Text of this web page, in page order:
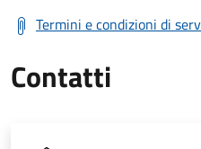
Termini e condizioni di
Contatti